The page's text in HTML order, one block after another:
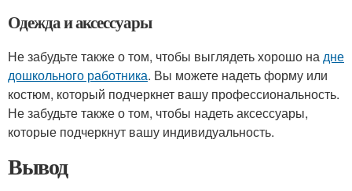
Одежда и аксессуары
Не забудьте также о том, чтобы выглядеть хорошо надне
дошкольного работника. Вы можете надеть форму или
костюм, который подчеркнет вашу профессиональность.
Не забудьте также о том, чтобы надеть аксессуары,
которые подчеркнут вашу индивидуальность.
Вывод